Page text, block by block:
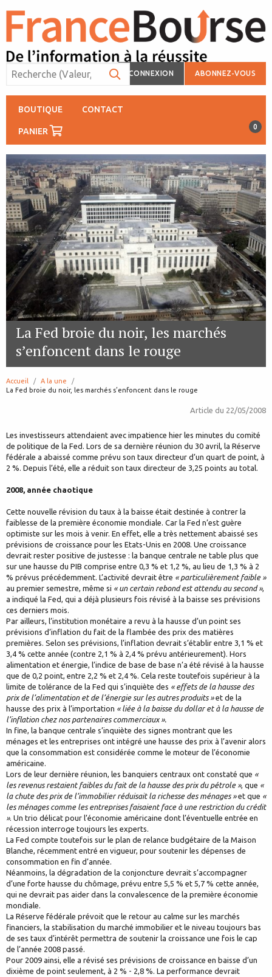
CONNEXION ABONNEZ-VOUS
BOUTIQUE CONTACT
PANIER 0
La Fed broie du noir, les marchés
s’enfoncent dans le rouge
Accueil
A la une
page:
La Fed broie du noir, les marchés s’enfoncent dans le rouge
Article du 22/05/2008
Les investisseurs attendaient avec impatience hier les minutes du comité
de politique de la Fed. Lors de sa dernière réunion du 30 avril, la Réserve
fédérale a abaissé comme prévu son taux directeur d’un quart de point, à
2 %. Depuis l’été, elle a réduit son taux directeur de 3,25 points au total.
2008, année chaotique
Cette nouvelle révision du taux à la baisse était destinée à contrer la
faiblesse de la première économie mondiale. Car la Fed n’est guère
optimiste sur les mois à venir. En effet, elle a très nettement abaissé ses
prévisions de croissance pour les Etats-Unis en 2008. Une croissance
devrait rester positive de justesse : la banque centrale ne table plus que
sur une hausse du PIB comprise entre 0,3 % et 1,2 %, au lieu de 1,3 % à 2
% prévus précédemment. L’activité devrait être « particulièrement faible »
au premier semestre, même si « un certain rebond est attendu au second »,
a indiqué la Fed, qui a déjà plusieurs fois révisé à la baisse ses prévisions
ces derniers mois.
Par ailleurs, l’institution monétaire a revu à la hausse d’un point ses
prévisions d’inflation du fait de la flambée des prix des matières
premières. Selon ses prévisions, l’inflation devrait s’établir entre 3,1 % et
3,4 % cette année (contre 2,1 % à 2,4 % prévu antérieurement). Hors
alimentation et énergie, l’indice de base de base n’a été révisé à la hausse
que de 0,2 point, entre 2,2 % et 2,4 %. Cela reste toutefois supérieur à la
limite de tolérance de la Fed qui s’inquiète des « effets de la hausse des
prix de l’alimentation et de l’énergie sur les autres produits »et de la
hausse des prix à l’importation « liée à la baisse du dollar et à la hausse de
l’inflation chez nos partenaires commerciaux ».
In fine, la banque centrale s’inquiète des signes montrant que les
ménages et les entreprises ont intégré une hausse des prix à l’avenir alors
que la consommation est considérée comme le moteur de l’économie
américaine.
Lors de leur dernière réunion, les banquiers centraux ont constaté que «
les revenus restaient faibles du fait de la hausse des prix du pétrole », que «
la chute des prix de l’immobilier réduisait la richesse des ménages »et que «
les ménages comme les entreprises faisaient face à une restriction du crédit
». Un trio délicat pour l’économie américaine dont l’éventuelle entrée en
récession interroge toujours les experts.
La Fed compte toutefois sur le plan de relance budgétaire de la Maison
Blanche, récemment entré en vigueur, pour soutenir les dépenses de
consommation en fin d’année.
Néanmoins, la dégradation de la conjoncture devrait s’accompagner
d’une forte hausse du chômage, prévu entre 5,5 % et 5,7 % cette année,
qui ne devrait pas aider dans la convalescence de la première économie
mondiale.
La Réserve fédérale prévoit que le retour au calme sur les marchés
financiers, la stabilisation du marché immobilier et le niveau toujours bas
de ses taux d’intérêt permettra de soutenir la croissance une fois le cap
de l’année 2008 passé.
Pour 2009 ainsi, elle a révisé ses prévisions de croissance en baisse d’un
dixième de point seulement, à 2 % - 2,8 %. La performance devrait